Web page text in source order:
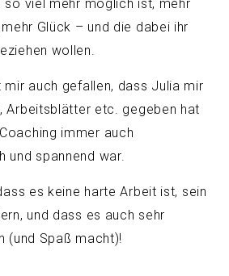
so viel mehr möglich ist, mehr
Glück – und die dabei ihr
wollen.
mir auch gefallen, dass Julia mir
Arbeitsblätter etc. gegeben hat
immer auch
und spannend war.
es keine harte Arbeit ist, sein
und dass es auch sehr
(und Spaß macht)!